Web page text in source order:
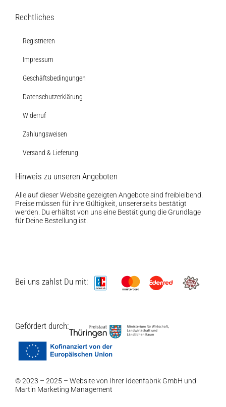
Rechtliches
Registrieren
Impressum
Geschäftsbedingungen
Datenschutzerklärung
Widerruf
Zahlungsweisen
Versand & Lieferung
Hinweis zu unseren Angeboten
Alle auf dieser Website gezeigten Angebote sind freibleibend.
Preise müssen für ihre Gültigkeit, unsererseits bestätigt
werden. Du erhältst von uns eine Bestätigung die Grundlage
für Deine Bestellung ist.
Bei uns zahlst Du mit:
Gefördert durch:
© 2023 – 2025 – Website von Ihrer Ideenfabrik GmbH und
Martin Marketing Management